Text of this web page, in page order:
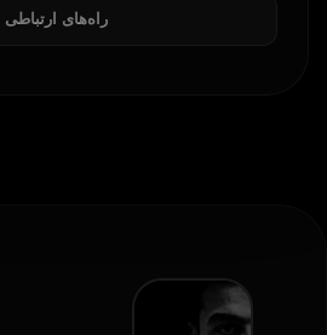
راه‌های ارتباطی